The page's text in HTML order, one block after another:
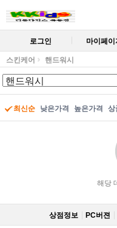
로그인 마이페이
스킨케어 핸드워시
최신순 낮은가격 높은가격 상
해당
상점정보 PC버젼